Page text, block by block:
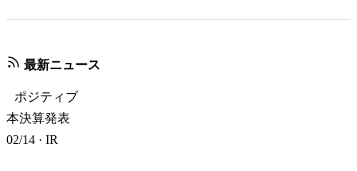
最新ニュース
ポジティブ
本決算発表
02/14 · IR